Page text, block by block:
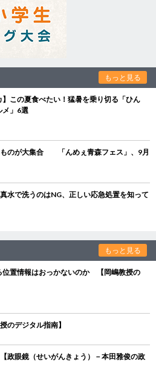
もっと見る
】この夏食べたい！猛暑を乗り切る「ひん
メ」6選
ものが大集合 「んめぇ青森フェス」、9月
水で洗うのはNG、正しい応急処置を知って
もっと見る
位置情報はおっかないのか 【岡嶋教授の
デジタル指南】
政眼鏡（せいがんきょう）－本田雅俊の政